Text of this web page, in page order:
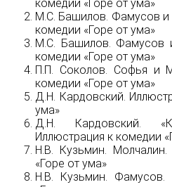
комедии «Горе от ума»
М.С. Башилов. Фамусов и
комедии «Горе от ума»
М.С. Башилов. Фамусов
комедии «Горе от ума»
П.П. Соколов. Софья и
комедии «Горе от ума»
Д.Н. Кардовский.
ума»
Д.Н. Кардовский.
Иллюстрация к комедии
Н.В. Кузьмин.
«Горе от ума»
Н.В. Кузьмин. Фамусов.